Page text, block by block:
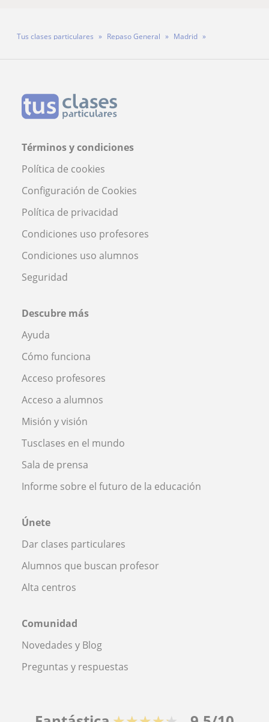
Tus clases particulares Repaso General
Madrid
Términos y condiciones
Política de cookies
Configuración de Cookies
Política de privacidad
Condiciones uso profesores
Condiciones uso alumnos
Seguridad
Descubre más
Ayuda
Cómo funciona
Acceso profesores
Acceso a alumnos
Misión y visión
Tusclases en el mundo
Sala de prensa
Informe sobre el futuro de la educación
Únete
Dar clases particulares
Alumnos que buscan profesor
Alta centros
Comunidad
Novedades y Blog
Preguntas y respuestas